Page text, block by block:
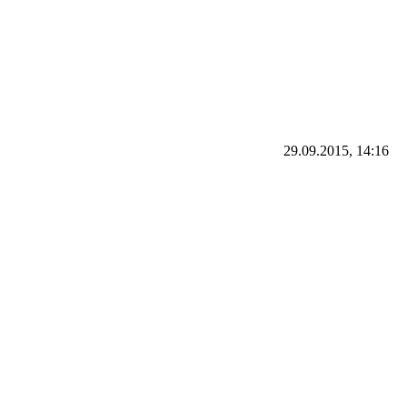
29.09.2015, 14:16